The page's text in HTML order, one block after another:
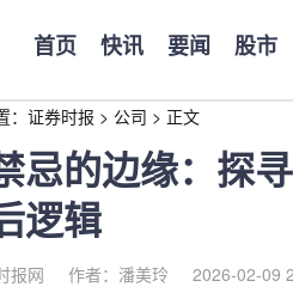
首页 快讯 要闻 股市
证券时报 > 公司 > 正文
忌的边缘：探
逻辑
报网 作者：潘美玲 2026-02-09